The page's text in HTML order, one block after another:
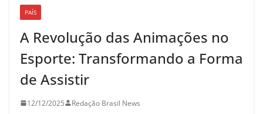
PAÍS
A Revolução das Animações no
Esporte: Transformando a Forma
de Assistir
12/12/2025 Redação Brasil News